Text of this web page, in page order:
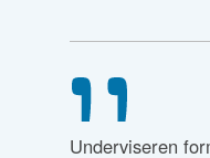
Underviseren